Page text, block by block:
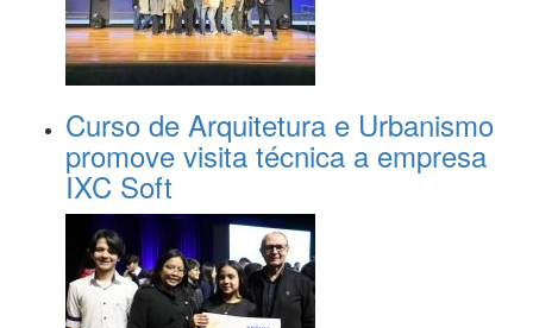
Curso de Arquitetura e Urbanismo
promove visita técnica a empresa
IXC Soft